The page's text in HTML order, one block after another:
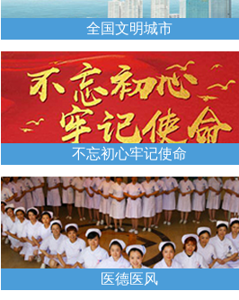
全国文明城市
不忘初心牢记使命
医德医风